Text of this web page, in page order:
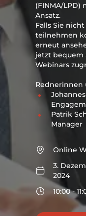
(FINMA/
Ansatz.
Falls Sie
teilnehmen
erneut
jetzt bequem
Webinars
Rednerinnen
Johannes
Patrik
Manager
Online
3.
2024
10:00 -